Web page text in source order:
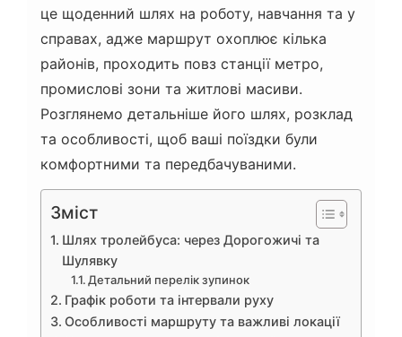
це щоденний шлях на роботу, навчання та у
справах, адже маршрут охоплює кілька
районів, проходить повз станції метро,
промислові зони та житлові масиви.
Розглянемо детальніше його шлях, розклад
та особливості, щоб ваші поїздки були
комфортними та передбачуваними.
Зміст
Шлях тролейбуса: через Дорогожичі та
Шулявку
Детальний перелік зупинок
Графік роботи та інтервали руху
Особливості маршруту та важливі локації